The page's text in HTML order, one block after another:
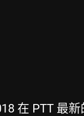
在 PTT 最